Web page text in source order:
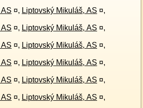
¤, Liptovský Mikuláš, AS ¤,
¤, Liptovský Mikuláš, AS ¤,
¤, Liptovský Mikuláš, AS ¤,
¤, Liptovský Mikuláš, AS ¤,
¤, Liptovský Mikuláš, AS ¤,
¤, Liptovský Mikuláš, AS ¤,